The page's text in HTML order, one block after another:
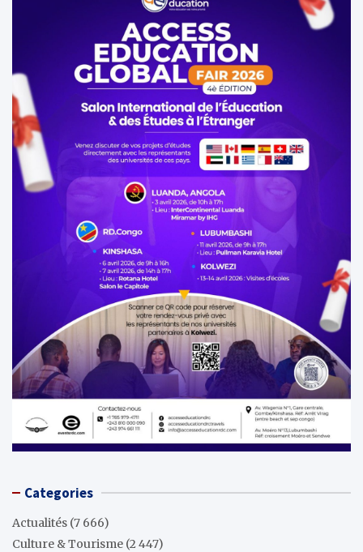
Categories
Actualités (7 666)
Culture & Tourisme (2 447)